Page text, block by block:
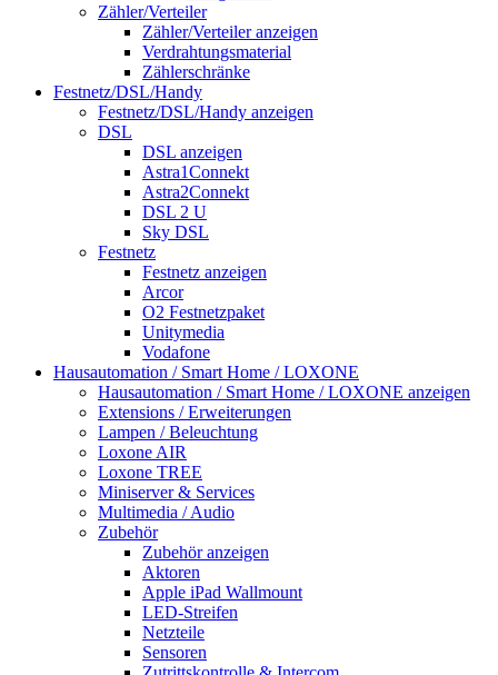
Zähler/Verteiler
Zähler/Verteiler anzeigen
Verdrahtungsmaterial
Zählerschränke
Festnetz/DSL/Handy
Festnetz/DSL/Handy anzeigen
DSL
DSL anzeigen
Astra1Connekt
Astra2Connekt
DSL 2 U
Sky DSL
Festnetz
Festnetz anzeigen
Arcor
O2 Festnetzpaket
Unitymedia
Vodafone
Hausautomation / Smart Home / LOXONE
Hausautomation / Smart Home / LOXONE anzeigen
Extensions / Erweiterungen
Lampen / Beleuchtung
Loxone AIR
Loxone TREE
Miniserver & Services
Multimedia / Audio
Zubehör
Zubehör anzeigen
Aktoren
Apple iPad Wallmount
LED-Streifen
Netzteile
Sensoren